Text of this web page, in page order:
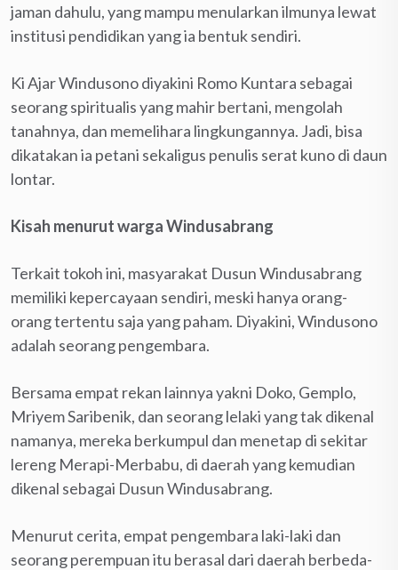
jaman dahulu, yang mampu menularkan ilmunya lewat
institusi pendidikan yang ia bentuk sendiri.
Ki Ajar Windusono diyakini Romo Kuntara sebagai
seorang spiritualis yang mahir bertani, mengolah
tanahnya, dan memelihara lingkungannya. Jadi, bisa
dikatakan ia petani sekaligus penulis serat kuno di daun
lontar.
Kisah menurut warga Windusabrang
Terkait tokoh ini, masyarakat Dusun Windusabrang
memiliki kepercayaan sendiri, meski hanya orang-
orang tertentu saja yang paham. Diyakini, Windusono
adalah seorang pengembara.
Bersama empat rekan lainnya yakni Doko, Gemplo,
Mriyem Saribenik, dan seorang lelaki yang tak dikenal
namanya, mereka berkumpul dan menetap di sekitar
lereng Merapi-Merbabu, di daerah yang kemudian
dikenal sebagai Dusun Windusabrang.
Menurut cerita, empat pengembara laki-laki dan
seorang perempuan itu berasal dari daerah berbeda-